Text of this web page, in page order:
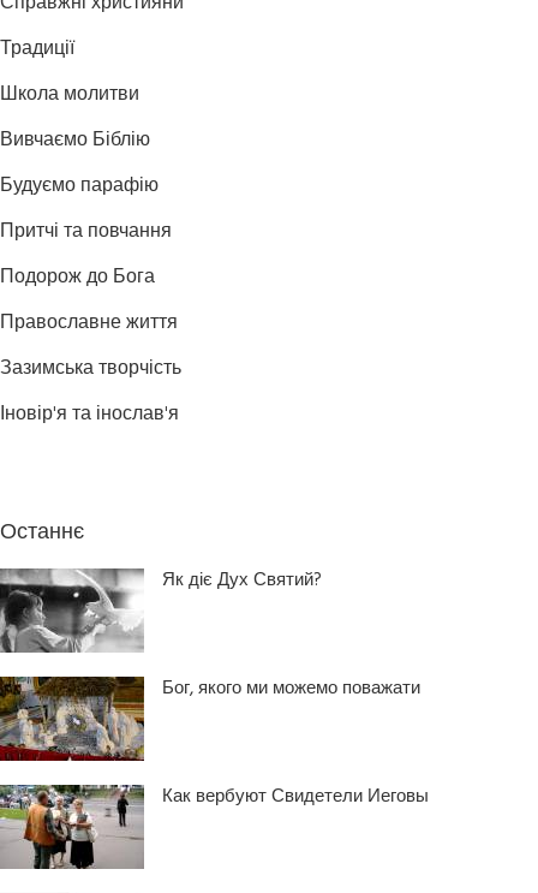
Традиції
Школа молитви
Вивчаємо Біблію
Будуємо парафію
Притчі та повчання
Подорож до Бога
Православне життя
Зазимська творчість
Іновір'я та інослав'я
Останнє
Як діє Дух Святий?
Бог, якого ми можемо поважати
Как вербуют Свидетели Иеговы